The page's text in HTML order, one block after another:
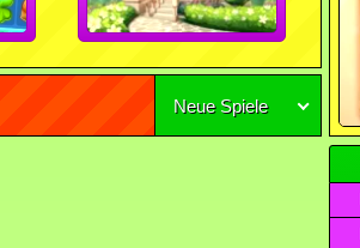
Neue Spiele